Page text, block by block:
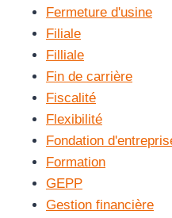
Fermeture d'usine
Filiale
Filliale
Fin de carrière
Fiscalité
Flexibilité
Fondation
Formation
GEPP
Gestion financière